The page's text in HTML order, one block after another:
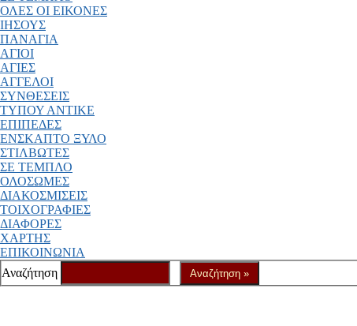
ΟΛΕΣ ΟΙ ΕΙΚΟΝΕΣ
ΙΗΣΟΥΣ
ΠΑΝΑΓΙΑ
ΑΓΙΟΙ
ΑΓΙΕΣ
ΑΓΓΕΛΟΙ
ΣΥΝΘΕΣΕΙΣ
ΤΥΠΟΥ ΑΝΤΙΚΕ
ΕΠΙΠΕΔΕΣ
ΕΝΣΚΑΠΤΟ ΞΥΛΟ
ΣΤΙΛΒΩΤΕΣ
ΣΕ ΤΕΜΠΛΟ
ΟΛΟΣΩΜΕΣ
ΔΙΑΚΟΣΜΙΣΕΙΣ
ΤΟΙΧΟΓΡΑΦΙΕΣ
ΔΙΑΦΟΡΕΣ
ΧΑΡΤΗΣ
ΕΠΙΚΟΙΝΩΝΙΑ
Αναζήτηση